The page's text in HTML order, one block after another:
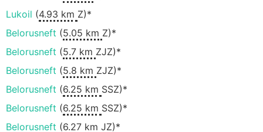
Lukoil (4.93 km Z)*
Belorusneft (5.05 km Z)*
Belorusneft (5.7 km ZJZ)*
Belorusneft (5.8 km ZJZ)*
Belorusneft (6.25 km SSZ)*
Belorusneft (6.25 km SSZ)*
Belorusneft (6.27 km JZ)*